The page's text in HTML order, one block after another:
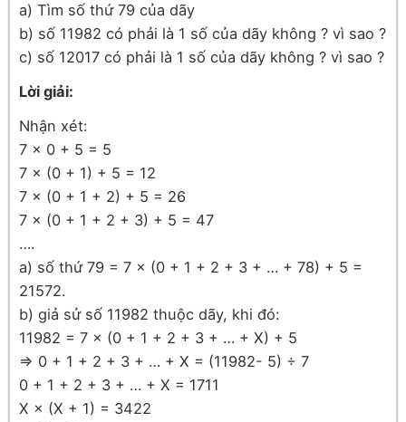
a) Tìm số thứ 79 của dãy
b) số 11982 có phải là 1 số của dãy không ? vì sao ?
c) số 12017 có phải là 1 số của dãy không ? vì sao ?
Lời giải:
Nhận xét:
7 × 0 + 5 = 5
7 × (0 + 1) + 5 = 12
7 × (0 + 1 + 2) + 5 = 26
7 × (0 + 1 + 2 + 3) + 5 = 47
….
a) số thứ 79 = 7 × (0 + 1 + 2 + 3 + … + 78) + 5 =
21572.
b) giả sử số 11982 thuộc dãy, khi đó:
11982 = 7 × (0 + 1 + 2 + 3 + … + X) + 5
=> 0 + 1 + 2 + 3 + … + X = (11982- 5) ÷ 7
0 + 1 + 2 + 3 + … + X = 1711
X × (X + 1) = 3422